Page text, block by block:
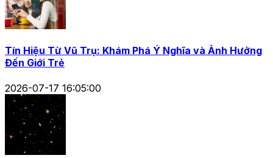
Tín Hiệu Từ Vũ Trụ: Khám Phá Ý Nghĩa và Ảnh Hưởng
Đến Giới Trẻ
2026-07-17 16:05:00